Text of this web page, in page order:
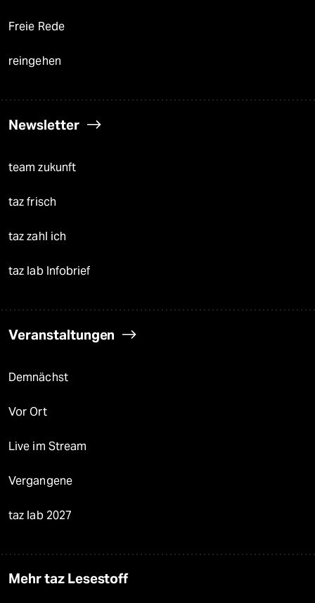
Freie Rede
reingehen
Newsletter
team zukunft
taz frisch
taz zahl ich
taz lab Infobrief
Veranstaltungen
Demnächst
Vor Ort
Live im Stream
Vergangene
taz lab 2027
Mehr taz Lesestoff